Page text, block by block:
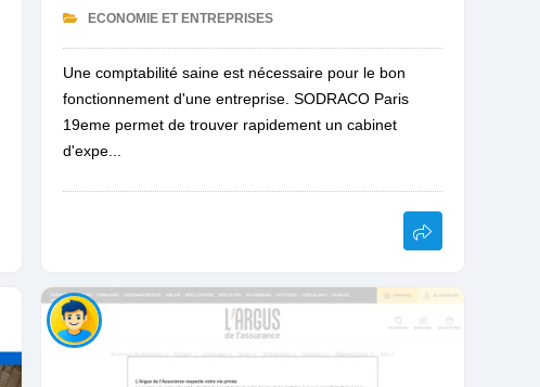
ECONOMIE ET ENTREPRISES
Une comptabilité saine est nécessaire pour le bon
fonctionnement d'une entreprise. SODRACO Paris
19eme permet de trouver rapidement un cabinet
d'expe...